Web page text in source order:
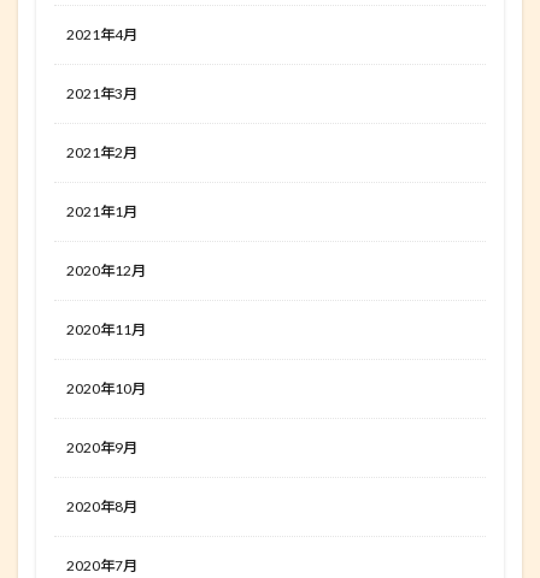
2021年4月
2021年3月
2021年2月
2021年1月
2020年12月
2020年11月
2020年10月
2020年9月
2020年8月
2020年7月